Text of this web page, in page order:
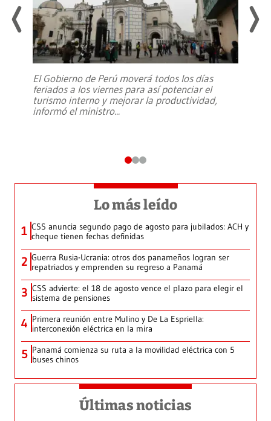
El Gobierno de Perú moverá todos los días
feriados a los viernes para así potenciar el
turismo interno y mejorar la productividad,
informó el ministro...
Lo más leído
1 CSS anuncia segundo pago de agosto para jubilados: ACH y
cheque tienen fechas definidas
2 Guerra Rusia-Ucrania: otros dos panameños logran ser
repatriados y emprenden su regreso a Panamá
3 CSS advierte: el 18 de agosto vence el plazo para elegir el
sistema de pensiones
4 Primera reunión entre Mulino y De La Espriella:
interconexión eléctrica en la mira
5 Panamá comienza su ruta a la movilidad eléctrica con 5
buses chinos
Últimas noticias